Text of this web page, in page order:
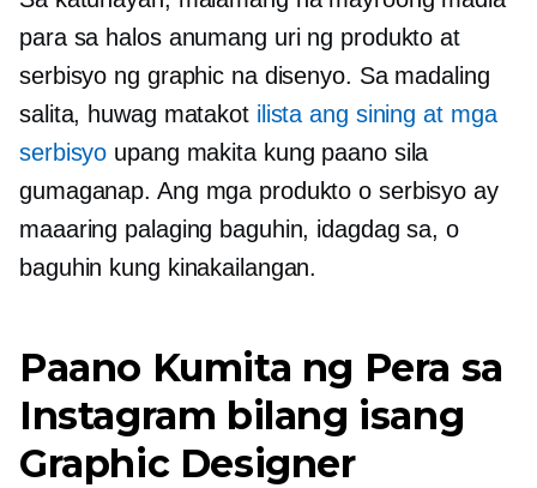
para sa halos anumang uri ng produkto at
serbisyo ng graphic na disenyo. Sa madaling
salita, huwag matakot ilista ang sining at mga
serbisyo upang makita kung paano sila
gumaganap. Ang mga produkto o serbisyo ay
maaaring palaging baguhin, idagdag sa, o
baguhin kung kinakailangan.
Paano Kumita ng Pera sa
Instagram bilang isang
Graphic Designer